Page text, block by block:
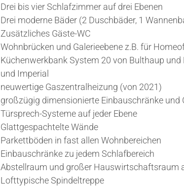
Drei bis vier Schlafzimmer auf drei Ebenen
Drei moderne Bäder (2 Duschbäder, 1
Zusätzliches Gäste-WC
Wohnbrücken und Galerieebene z.B. für
Küchenwerkbank System 20 von Bulthaup und
und Imperial
neuwertige Gaszentralheizung (von 2021)
großzügig dimensionierte Einbauschränke und
Türsprech-Systeme auf jeder Ebene
Glattgespachtelte Wände
Parkettböden in fast allen Wohnbereichen
Einbauschränke zu jedem Schlafbereich
Abstellraum und großer Hauswirtschaftsraum
Lofttypische Spindeltreppe